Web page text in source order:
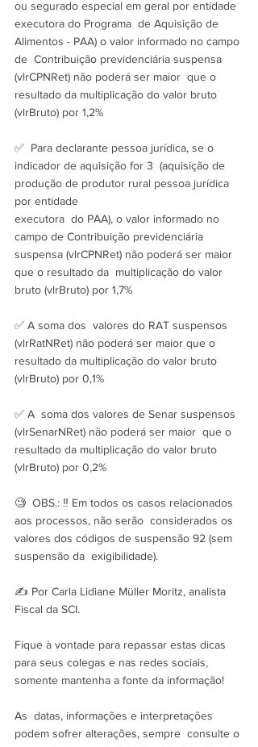
ou segurado especial em geral por entidade
executora do Programa  de Aquisição de
Alimentos - PAA) o valor informado no campo
de  Contribuição previdenciária suspensa
(vlrCPNRet) não poderá ser maior  que o
resultado da multiplicação do valor bruto
(vlrBruto) por 1,2%
✅  Para declarante pessoa jurídica, se o
indicador de aquisição for 3  (aquisição de
produção de produtor rural pessoa jurídica
por entidade
executora  do PAA), o valor informado no
campo de Contribuição previdenciária
suspensa (vlrCPNRet) não poderá ser maior
que o resultado da  multiplicação do valor
bruto (vlrBruto) por 1,7%
✅ A soma dos  valores do RAT suspensos
(vlrRatNRet) não poderá ser maior que o
resultado da multiplicação do valor bruto
(vlrBruto) por 0,1%
✅ A  soma dos valores de Senar suspensos
(vlrSenarNRet) não poderá ser maior  que o
resultado da multiplicação do valor bruto
(vlrBruto) por 0,2%
🧐  OBS.: ‼️ Em todos os casos relacionados
aos processos, não serão  considerados os
valores dos códigos de suspensão 92 (sem
suspensão da  exigibilidade).
✍️ Por Carla Lidiane Müller Moritz, analista
Fiscal da SCI.
Fique à vontade para repassar estas dicas
para seus colegas e nas redes sociais,
somente mantenha a fonte da informação!
As  datas, informações e interpretações
podem sofrer alterações, sempre  consulte o